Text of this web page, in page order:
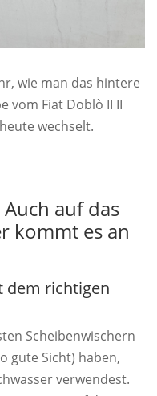
wie man das hintere
vom Fiat Doblò II II
wechselt.
auf das
kommt es an
dem richtigen
Scheibenwischern
gute Sicht) haben,
verwendest.